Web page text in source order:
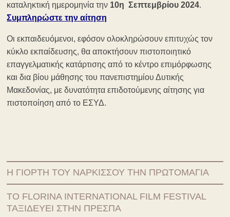
καταληκτική ημερομηνία την 10η Σεπτεμβρίου 2024.
Συμπληρώστε την αίτηση
Οι εκπαιδευόμενοι, εφόσον ολοκληρώσουν επιτυχώς τον
κύκλο εκπαίδευσης, θα αποκτήσουν πιστοποιητικό
επαγγελματικής κατάρτισης από το κέντρο επιμόρφωσης
και δια βίου μάθησης του πανεπιστημίου Δυτικής
Μακεδονίας, με δυνατότητα επιδοτούμενης αίτησης για
πιστοποίηση από το ΕΣΥΔ.
Η ΓΙΟΡΤΉ ΤΟΥ ΝΆΡΚΙΣΣΟΥ ΤΗΝ ΠΡΩΤΟΜΑΓΙΆ
ΤΟ FLORINA INTERNATIONAL FILM FESTIVAL
ΤΑΞΙΔΕΎΕΙ ΣΤΗΝ ΠΡΈΣΠΑ